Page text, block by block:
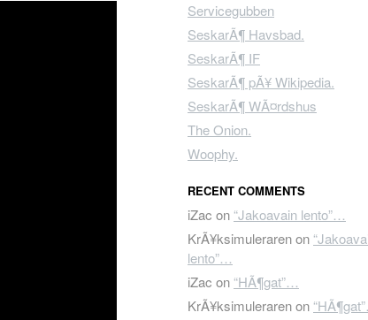
Servicegubben
SeskarÃ¶ Havsbad.
SeskarÃ¶ IF
SeskarÃ¶ pÃ¥ Wikipedia.
SeskarÃ¶ WÃ¤rdshus
The Onion.
Woophy.
RECENT COMMENTS
iZac on “Jakoavain lento”…
KrÃ¥ksimulerarenon
lento”…
iZac on “HÃ¶gat”…
KrÃ¥ksimulerarenon